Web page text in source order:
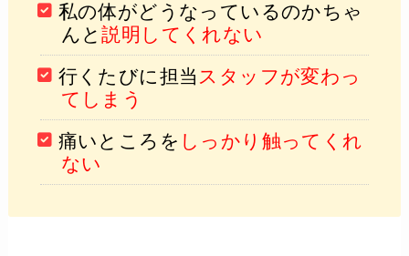
私の体がどうなっているのかちゃ
んと説明してくれない
行くたびに担当 スタッフが変わっ
てしまう
痛いところを しっかり触ってくれ
ない